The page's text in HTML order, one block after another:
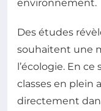
environnement.
Des études
souhaitent une
l’écologie. En
classes en plein
directement